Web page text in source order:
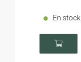
En stock